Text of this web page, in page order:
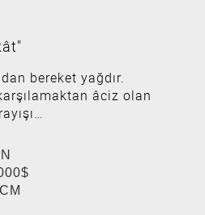
bereket yağdır.
âciz olan